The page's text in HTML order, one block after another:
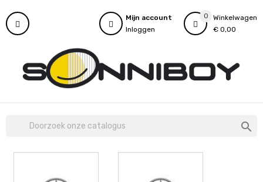
0
Winkelwagen
€ 0,00
Mijn account
Inloggen
